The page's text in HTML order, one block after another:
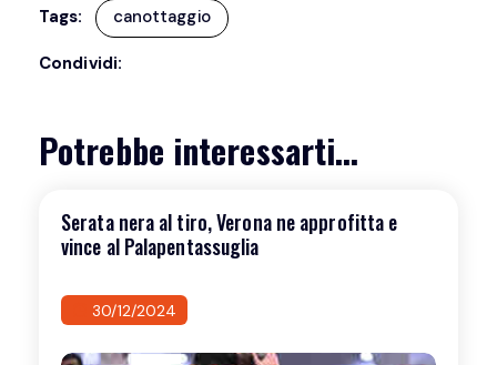
Tags: canottaggio
Condividi:
Potrebbe interessarti...
Serata nera al tiro, Verona ne approfitta e
vince al Palapentassuglia
30/12/2024